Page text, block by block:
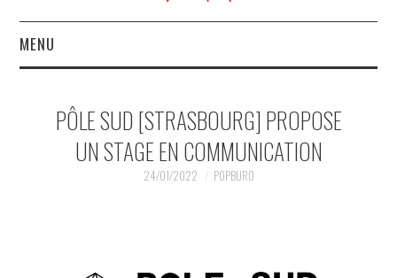
MENU
MUSIQUESACTUELLES.NET
GABBA GABBA HEY !
INDÉPENDANTS
PÔLE SUD [STRASBOURG] PROPOSE
UN STAGE EN COMMUNICATION
24/01/2022 POPBURO